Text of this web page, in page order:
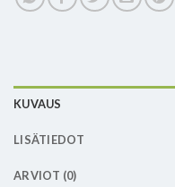
KUVAUS
LISÄTIEDOT
ARVIOT (0)